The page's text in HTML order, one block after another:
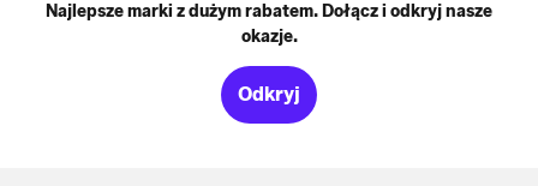
Najlepsze marki z dużym rabatem. Dołącz i odkryj nasze
okazje.
Odkryj